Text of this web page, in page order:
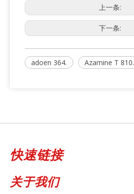
上一条:
下一条:
adoen 364. Azamine T 810.
快速链接
关于我们